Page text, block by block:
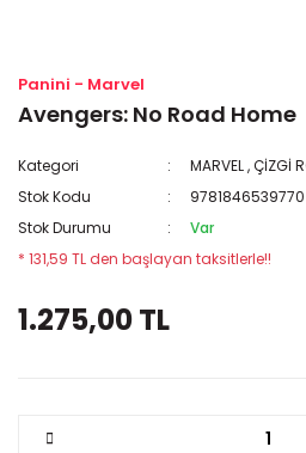
Panini - Marvel
Avengers: No Road Home
Kategori MARVEL,ÇİZGİ
Stok Kodu
9781846539770
Stok Durumu
Var
* 131,59 TL den başlayan taksitlerle!!
1.275,00 TL